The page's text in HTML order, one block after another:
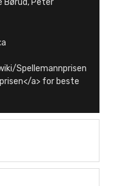
Børud, Peter
Spellemannprisen
a> for beste